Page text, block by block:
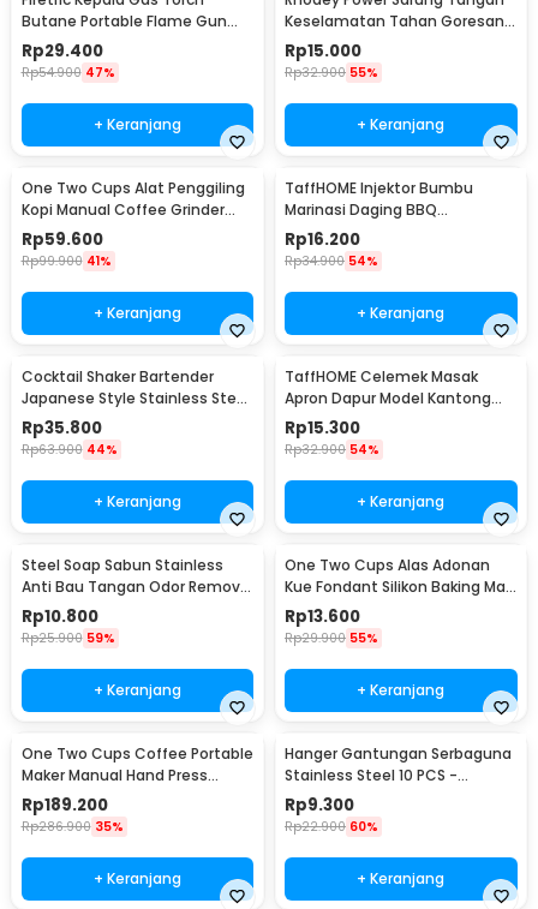
Butane Portable Flame Gun
Adjustable - 807
Rp29.400
Rp54.900 47%
+ Keranjang
Keselamatan Tahan Goresan
Pisau - EN388
Rp15.000
Rp32.900 55%
+ Keranjang
One Two Cups Alat Penggiling
Kopi Manual Coffee Grinder
Portable - WFCG9800
Rp59.600
Rp99.900 41%
+ Keranjang
TaffHOME Injektor Bumbu
Marinasi Daging BBQ
Seasoning Injector - HC117
Rp16.200
Rp34.900 54%
+ Keranjang
Cocktail Shaker Bartender
Japanese Style Stainless Steel
200ml
Rp35.800
Rp63.900 44%
+ Keranjang
TaffHOME Celemek Masak
Apron Dapur Model Kantong
Pola Spatula - JJ41
Rp15.300
Rp32.900 54%
+ Keranjang
Steel Soap Sabun Stainless
Anti Bau Tangan Odor Remove
- HW071
Rp10.800
Rp25.900 59%
+ Keranjang
One Two Cups Alas Adonan
Kue Fondant Silikon Baking Mat
Anti Slip - JJ3873
Rp13.600
Rp29.900 55%
+ Keranjang
One Two Cups Coffee Portable
Maker Manual Hand Press
Espresso 300ml - T35066
Rp189.200
Rp286.900 35%
+ Keranjang
Hanger Gantungan Serbaguna
Stainless Steel 10 PCS -
M127105
Rp9.300
Rp22.900 60%
+ Keranjang